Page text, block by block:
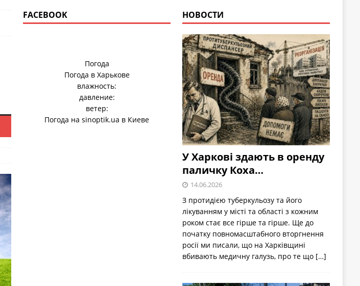
FACEBOOK
Погода
Погода в Харькове
влажность:
давление:
ветер:
Погода наsinoptik.ua в Киеве
НОВОСТИ
У Харкові здають в оренду
паличку Коха…
14.06.2026
З протидією туберкульозу та його
лікуванням у місті та області з кожним
роком стає все гірше та гірше. Ще до
початку повномасштабного вторгнення
росії ми писали, що на Харківщині
вбивають медичну галузь, про те що […]